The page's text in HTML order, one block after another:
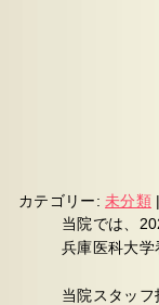
カテゴリー:未分類 |
当院では、
兵庫医科大学
当院スタッフ